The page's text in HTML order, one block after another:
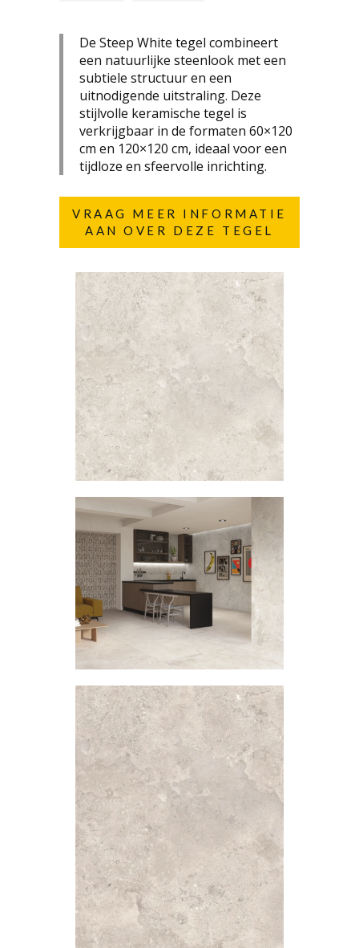
De Steep White tegel combineert
een natuurlijke steenlook met een
subtiele structuur en een
uitnodigende uitstraling. Deze
stijlvolle keramische tegel is
verkrijgbaar in de formaten 60×120
cm en 120×120 cm, ideaal voor een
tijdloze en sfeervolle inrichting.
VRAAG MEER INFORMATIE
AAN OVER DEZE TEGEL